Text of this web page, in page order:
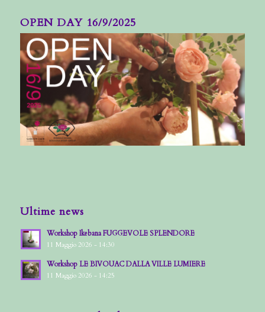
OPEN DAY 16/9/2025
Ultime news
Workshop Ikebana FUGGEVOLE SPLENDORE
11 Maggio 2026 - 14:30
Workshop LE BIVOUAC DALLA VILLE LUMIERE
11 Maggio 2026 - 14:25